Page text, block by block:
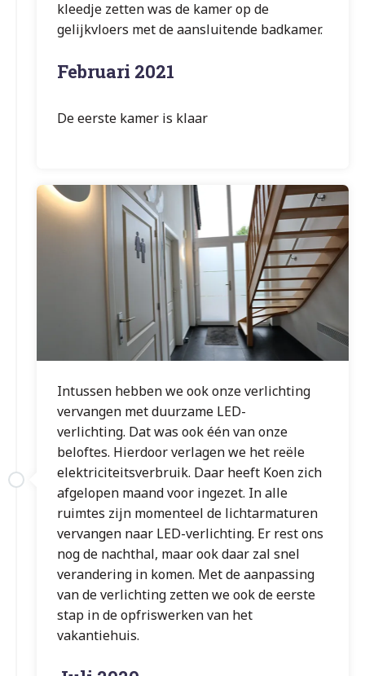
kleedje zetten was de kamer op de
gelijkvloers met de aansluitende badkamer.
Februari 2021
De eerste kamer is klaar
Intussen hebben we ook onze verlichting
vervangen met duurzame LED-
verlichting. Dat was ook één van onze
beloftes. Hierdoor verlagen we het reële
elektriciteitsverbruik. Daar heeft Koen zich
afgelopen maand voor ingezet. In alle
ruimtes zijn momenteel de lichtarmaturen
vervangen naar LED-verlichting. Er rest ons
nog de nachthal, maar ook daar zal snel
verandering in komen. Met de aanpassing
van de verlichting zetten we ook de eerste
stap in de opfriswerken van het
vakantiehuis.